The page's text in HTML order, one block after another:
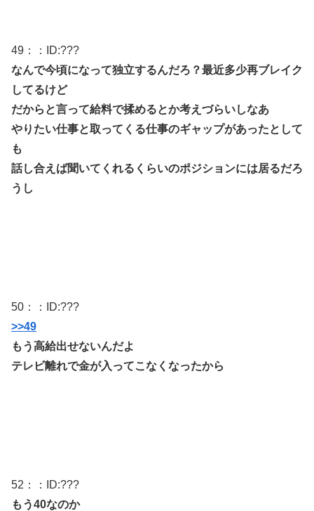
49 ：：ID:???
なんで今頃になって独立するんだろ？最近多少再ブレイク
してるけど
だからと言って給料で揉めるとか考えづらいしなあ
やりたい仕事と取ってくる仕事のギャップがあったとして
も
話し合えば聞いてくれるくらいのポジションには居るだろ
うし
50 ：：ID:???
>>49
もう高給出せないんだよ
テレビ離れで金が入ってこなくなったから
52 ：：ID:???
もう40なのか